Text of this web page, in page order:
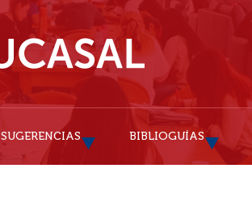
SUGERENCIAS BIBLIOGUÍAS